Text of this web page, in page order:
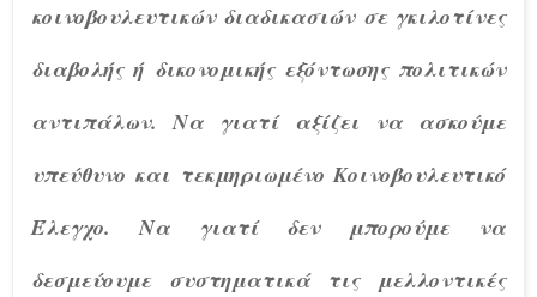
κοινοβουλευτικών διαδικασιών σε γκιλοτίνες
διαβολής ή δικονομικής εξόντωσης πολιτικών
αντιπάλων. Να γιατί αξίζει να ασκούμε
υπεύθυνο και τεκμηριωμένο Κοινοβουλευτικό
Έλεγχο. Να γιατί δεν μπορούμε να
δεσμεύουμε συστηματικά τις μελλοντικές